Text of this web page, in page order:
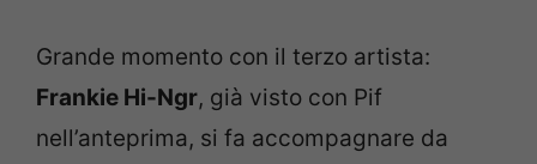
Grande momento con il terzo artista:
Frankie Hi-Ngr, già visto con Pif
nell’anteprima, si fa accompagnare da